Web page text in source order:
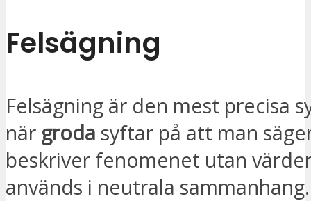
Felsägning
Felsägning är den mest precisa
när groda syftar på att man
beskriver fenomenet utan
används i neutrala sammanhang.